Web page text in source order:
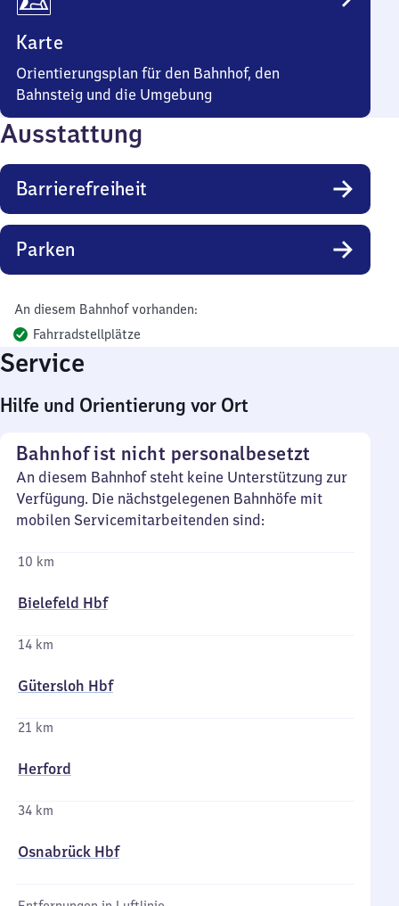
Karte
Orientierungsplan für den Bahnhof, den
Bahnsteig und die Umgebung
Ausstattung
Barrierefreiheit
Parken
An diesem Bahnhof vorhanden:
Fahrradstellplätze
Service
Hilfe und Orientierung vor Ort
Bahnhof ist nicht personalbesetzt
An diesem Bahnhof steht keine Unterstützung zur
Verfügung. Die nächstgelegenen Bahnhöfe mit
mobilen Servicemitarbeitenden sind:
10 km
Bielefeld Hbf
14 km
Gütersloh Hbf
21 km
Herford
34 km
Osnabrück Hbf